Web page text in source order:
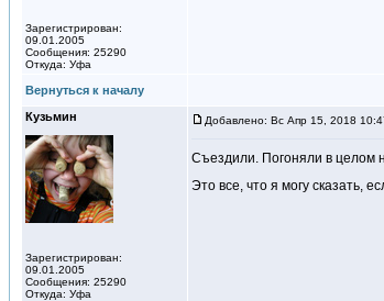
Зарегистрирован:
09.01.2005
Сообщения: 25290
Откуда: Уфа
Вернуться к началу
Кузьмин
Зарегистрирован:
09.01.2005
Сообщения: 25290
Откуда: Уфа
Добавлено: Вс Апр 15, 2018
Съездили. Погоняли в целом
Это все, что я могу сказать,